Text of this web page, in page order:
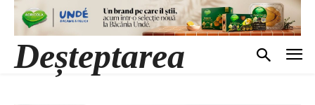
Deșteptarea